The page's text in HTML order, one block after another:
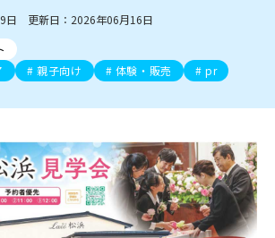
田・聖籠
胎内・粟島
五泉・阿賀野・阿賀
燕・弥彦
谷・十日町・津南
魚沼・南魚沼・湯沢
上越・妙高・糸魚川
タレカツ・豚カツ
デカ盛り・大盛り
・町定食 海鮮・鮨
そば・うどん
ワイン・クラフトビール
ビアガーデン・暑気払い
にいがた酒の陣・新潟
泉・入浴
整体
スキー場
リユース・買取
イオンモール
ラブラ万代・ラブラ2
パティオPATIO
まとめ 人気記事まとめ
飲食店まとめ
外食・テイクアウト
新潟市 チラシ
長岡・見附 チラシ
チラシ
注目 チラシ
週末セール
プン・リニューアルセール
年末・初売りセール
日 更新日：2026年06月16日
親子向け 体験・販売 pr